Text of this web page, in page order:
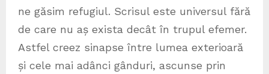
ne găsim refugiul. Scrisul este universul fără
de care nu aș exista decât în trupul efemer.
Astfel creez sinapse între lumea exterioară
și cele mai adânci gânduri, ascunse prin